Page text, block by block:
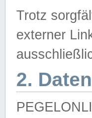
Trotz
externer
2.